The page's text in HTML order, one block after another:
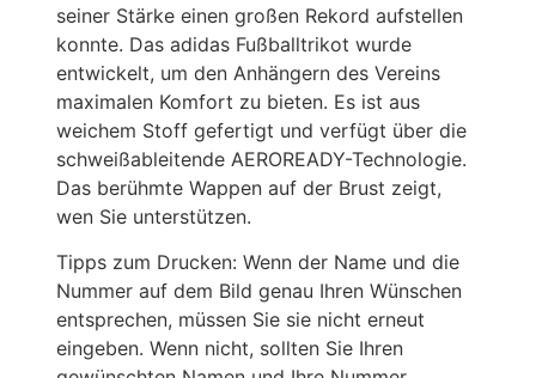
seiner Stärke einen großen Rekord aufstellen
konnte. Das adidas Fußballtrikot wurde
entwickelt, um den Anhängern des Vereins
maximalen Komfort zu bieten. Es ist aus
weichem Stoff gefertigt und verfügt über die
schweißableitende AEROREADY-Technologie.
Das berühmte Wappen auf der Brust zeigt,
wen Sie unterstützen.
Tipps zum Drucken: Wenn der Name und die
Nummer auf dem Bild genau Ihren Wünschen
entsprechen, müssen Sie sie nicht erneut
eingeben. Wenn nicht, sollten Sie Ihren